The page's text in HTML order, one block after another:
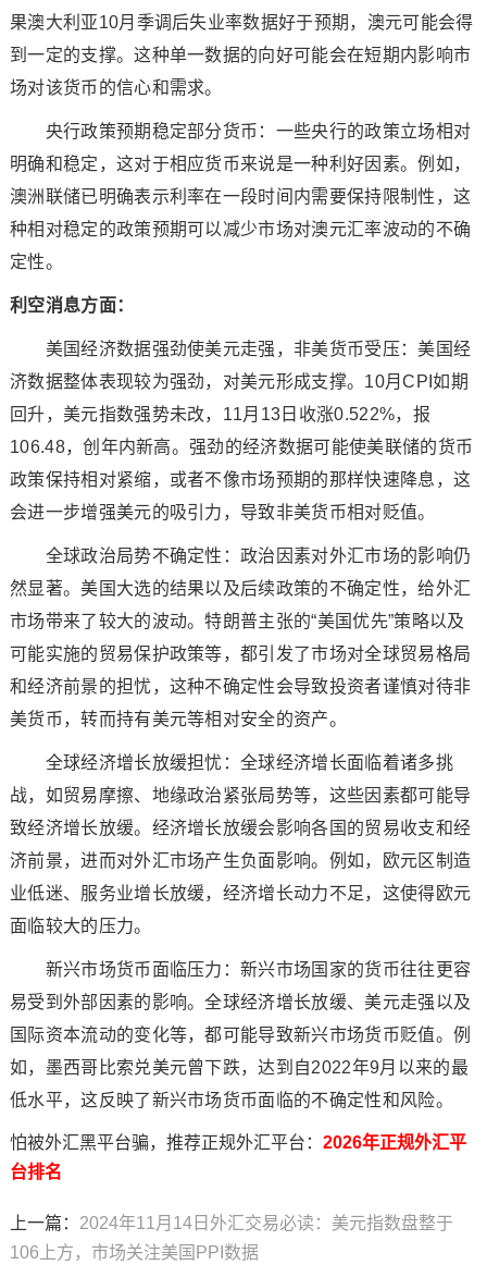
果澳大利亚10月季调后失业率数据好于预期，澳元可能会得
到一定的支撑。这种单一数据的向好可能会在短期内影响市
场对该货币的信心和需求。
央行政策预期稳定部分货币：一些央行的政策立场相对
明确和稳定，这对于相应货币来说是一种利好因素。例如，
澳洲联储已明确表示利率在一段时间内需要保持限制性，这
种相对稳定的政策预期可以减少市场对澳元汇率波动的不确
定性。
利空消息方面：
美国经济数据强劲使美元走强，非美货币受压：美国经
济数据整体表现较为强劲，对美元形成支撑。10月CPI如期
回升，美元指数强势未改，11月13日收涨0.522%，报
106.48，创年内新高。强劲的经济数据可能使美联储的货币
政策保持相对紧缩，或者不像市场预期的那样快速降息，这
会进一步增强美元的吸引力，导致非美货币相对贬值。
全球政治局势不确定性：政治因素对外汇市场的影响仍
然显著。美国大选的结果以及后续政策的不确定性，给外汇
市场带来了较大的波动。特朗普主张的“美国优先”策略以及
可能实施的贸易保护政策等，都引发了市场对全球贸易格局
和经济前景的担忧，这种不确定性会导致投资者谨慎对待非
美货币，转而持有美元等相对安全的资产。
全球经济增长放缓担忧：全球经济增长面临着诸多挑
战，如贸易摩擦、地缘政治紧张局势等，这些因素都可能导
致经济增长放缓。经济增长放缓会影响各国的贸易收支和经
济前景，进而对外汇市场产生负面影响。例如，欧元区制造
业低迷、服务业增长放缓，经济增长动力不足，这使得欧元
面临较大的压力。
新兴市场货币面临压力：新兴市场国家的货币往往更容
易受到外部因素的影响。全球经济增长放缓、美元走强以及
国际资本流动的变化等，都可能导致新兴市场货币贬值。例
如，墨西哥比索兑美元曾下跌，达到自2022年9月以来的最
低水平，这反映了新兴市场货币面临的不确定性和风险。
怕被外汇黑平台骗，推荐正规外汇平台： 2026年正规外汇平
台排名
上一篇： 2024年11月14日外汇交易必读：美元指数盘整于
106上方，市场关注美国PPI数据